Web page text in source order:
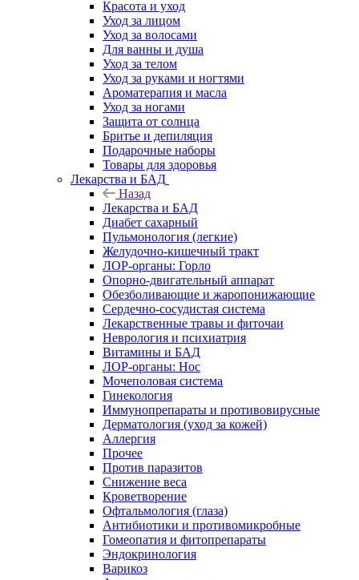
Красота и уход
Уход за лицом
Уход за волосами
Для ванны и душа
Уход за телом
Уход за руками и ногтями
Ароматерапия и масла
Уход за ногами
Защита от солнца
Бритье и депиляция
Подарочные наборы
Товары для здоровья
Лекарства и БАД
Назад
Лекарства и БАД
Диабет сахарный
Пульмонология (легкие)
Желудочно-кишечный тракт
ЛОР-органы: Горло
Опорно-двигательный аппарат
Обезболивающие и жаропонижающие
Сердечно-сосудистая система
Лекарственные травы и фиточаи
Неврология и психиатрия
Витамины и БАД
ЛОР-органы: Нос
Мочеполовая система
Гинекология
Иммунопрепараты и противовирусные
Дерматология (уход за кожей)
Аллергия
Прочее
Против паразитов
Снижение веса
Кроветворение
Офтальмология (глаза)
Антибиотики и противомикробные
Гомеопатия и фитопрепараты
Эндокринология
Варикоз